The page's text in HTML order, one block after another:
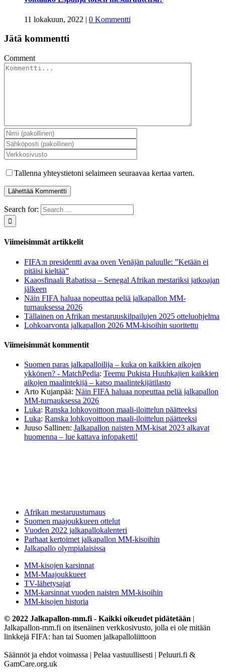
11 lokakuun, 2022 | 0 Kommentti
Jätä kommentti
Comment
Tallenna yhteystietoni selaimeen seuraavaa kertaa varten.
Search for:
Viimeisimmät artikkelit
FIFA:n presidentti avaa oven Venäjän paluulle: ”Ketään ei
pitäisi kieltää”
Kaaosfinaali Rabatissa – Senegal Afrikan mestariksi jatkoajan
jälkeen
Näin FIFA haluaa nopeuttaa peliä jalkapallon MM-
turnauksessa 2026
Tällainen on Afrikan mestaruuskilpailujen 2025 otteluohjelma
Lohkoarvonta jalkapallon 2026 MM-kisoihin suoritettu
Viimeisimmät kommentit
Suomen paras jalkapalloilija – kuka on kaikkien aikojen
ykkönen? - MatchPedia: Teemu Pukista Huuhkajien kaikkien
aikojen maalintekijä – katso maalintekijätilasto
Arto Kujanpää: Näin FIFA haluaa nopeuttaa peliä jalkapallon
MM-turnauksessa 2026
Luka: Ranska lohkovoittoon maali-iloittelun päätteeksi
Luka: Ranska lohkovoittoon maali-iloittelun päätteeksi
Juuso Sallinen: Jalkapallon naisten MM-kisat 2023 alkavat
huomenna – lue kattava infopaketti!
Afrikan mestaruusturnaus
Suomen maajoukkueen ottelut
Vuoden 2022 jalkapallokalenteri
Parhaat kertoimet jalkapallon MM-kisoihin
Jalkapallo olympialaisissa
MM-kisojen karsinnat
MM-Maajoukkueet
TV-lähetysajat
MM-karsinnat vuoden naisten MM-kisoihin
MM-kisojen historia
© 2022 Jalkapallon-mm.fi - Kaikki oikeudet pidätetään |
Jalkapallon-mm.fi on itsenäinen verkkosivusto, jolla ei ole mitään
linkkejä FIFA: han tai Suomen jalkapalloliittoon
Säännöt ja ehdot voimassa | Pelaa vastuullisesti | Peluuri.fi &
GamCare.org.uk